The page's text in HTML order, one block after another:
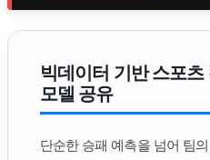
빅데이터 기반 스포츠
모델 공유
단순한 승패 예측을 넘어 팀